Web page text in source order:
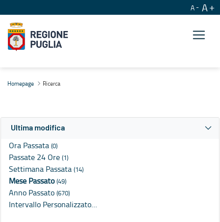
A A
Homepage Ricerca
Ultima modifica
Ora Passata (0)
Passate 24 Ore (1)
Settimana Passata (14)
Mese Passato(49)
Anno Passato (670)
Intervallo Personalizzato…